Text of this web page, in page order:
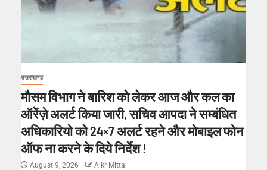
उत्तराखण्ड
मौसम विभाग ने बारिश को लेकर आज और कल का
ऑरेंज़े अलर्ट किया जारी, सचिव आपदा ने सम्बंधित
अधिकारियो को 24×7 अलर्ट रहने और मोबाइल फोन
ऑफ ना करने के दिये निर्देश !
August 9, 2026 A kr Mittal